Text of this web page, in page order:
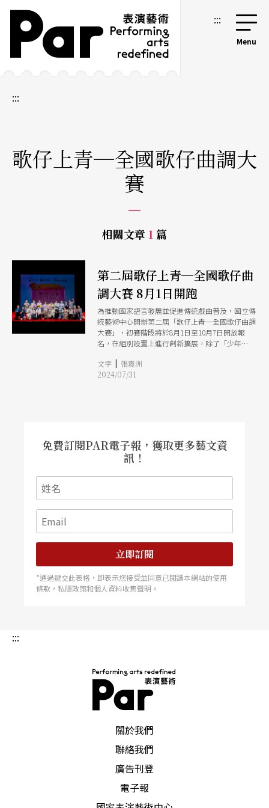
跳到主要內容區塊
網站導覽 :::
:::
歌仔上青─全國歌仔曲調大
賽
相關文章 1 篇
第二屆歌仔上青─全國歌仔曲
調大賽 8月1日開跑
為推動國家語言發展並促進傳統戲曲普及，國立傳
統藝術中心開辦第二屆「歌仔上青─全國歌仔曲調
大賽」，初賽階段將於8月1日至10月7日開放報
名，在組別設置上進行創新擴展，除了「少年
體組」，以降低參賽門檻並吸引更多參賽者參與。
新設的「團體組」鼓勵親子、祖孫等家庭成員組隊
文字 | 張震洲
2024/07/31
免費訂閱PAR電子報，獲取更多藝文資
訊！
立即訂閱
*通過遞交此表格，即表示您接受並同意已閱讀本網站的使用
條款，私隱政策和個人資料收集聲明。
:::
關於我們
聯絡我們
廣告刊登
電子報